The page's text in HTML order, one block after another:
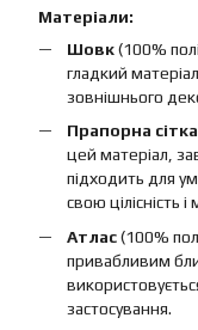
Матеріали:
Шовк(100%
гладкий
зовнішнього
Прапорна сітка
цей матеріал,
підходить для
свою цілісність і
Атлас(100%
привабливим
застосування.